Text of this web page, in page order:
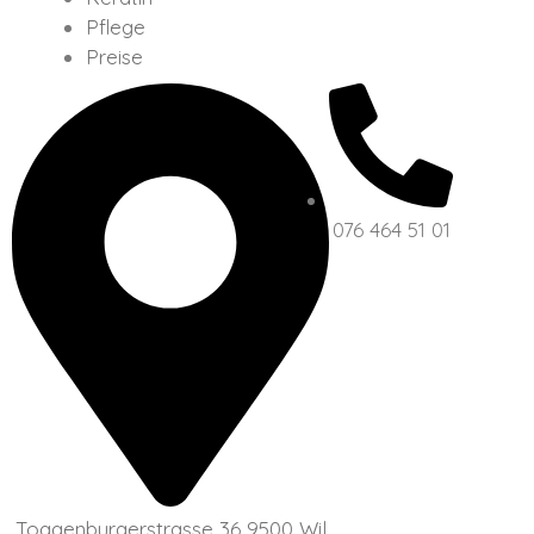
Pflege
Preise
Toggenburgerstrasse 36 9500 Wil
076 464 51 01